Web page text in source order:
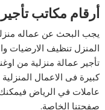
أرقام مكاتب
يجب البحث عن عماله
المنزل تنظيف الارضيات
تأجير عمالة منزلية من
كبيرة فى الاعمال
عاملات في الرياض فيمكنك
صفحتنا الخاصة.